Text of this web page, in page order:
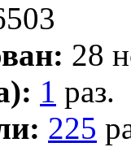
28
1 раз.
225